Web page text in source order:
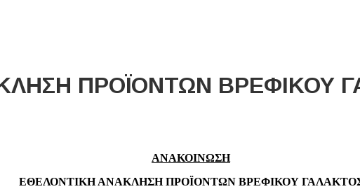
ΠΡΟΪΟΝΤΩΝ ΒΡΕΦΙΚΟΥ
ΑΝΑΚΟΙΝΩΣΗ
EΘΕΛΟΝΤΙΚΗ ΑΝΑΚΛΗΣΗ ΠΡΟΪΟΝΤΩΝ ΒΡΕΦΙΚΟΥ